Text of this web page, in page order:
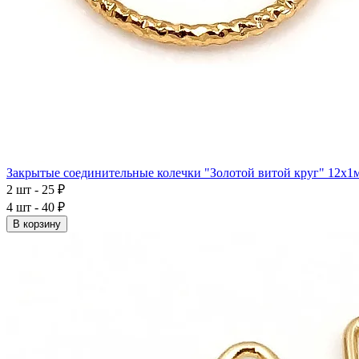
Закрытые соединительные колечки "Золотой витой круг"
2 шт - 25 ₽
4 шт - 40 ₽
В корзину